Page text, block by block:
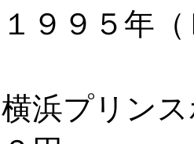
９９５年
浜プリン